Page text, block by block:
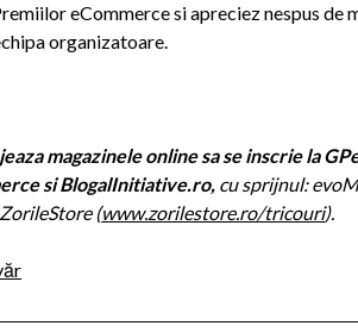
eCommerce si apreciez nespus de
organizatoare.
magazinele online sa se inscrie la
si BlogalInitiative.ro, cu sprijnul:
(www.zorilestore.ro/tricouri).